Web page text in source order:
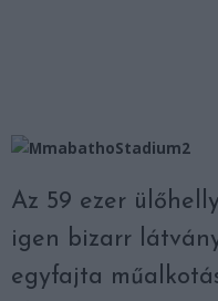
Az 59 ezer
igen bizarr
egyfajta